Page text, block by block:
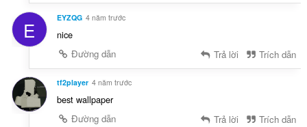
E EYZQG 4 năm trước
nice
Đường dẫn
Trả lời Trích dẫn
tf2player 4 năm trước
best wallpaper
Đường dẫn
Trả lời Trích dẫn